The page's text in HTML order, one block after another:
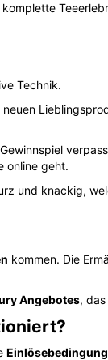
Technik.
neuen
online geht.
und knackig,
kommen. Die
Angebotes,